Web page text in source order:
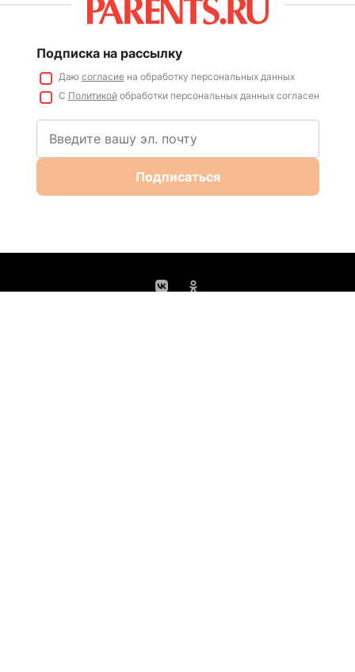
Подписка на рассылку
Даю согласиена обработку персональных данных
С Политикойобработки персональных данных согласен
Подписаться